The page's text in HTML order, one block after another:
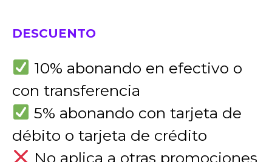
DESCUENTO
10% abonando en efectivo o
con transferencia
5% abonando con tarjeta de
débito o tarjeta de crédito
No aplica a otras promociones